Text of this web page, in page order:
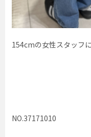
154cmの女性スタッフ
NO.37171010